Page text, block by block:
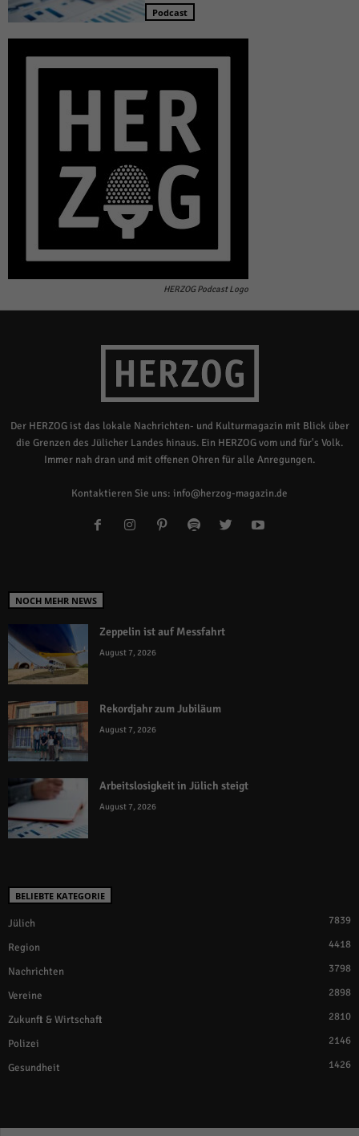
Podcast
HERZOG Podcast Logo
Der HERZOG ist das lokale Nachrichten- und Kulturmagazin mit Blick über
die Grenzen des Jülicher Landes hinaus. Ein HERZOG vom und für's Volk.
Immer nah dran und mit offenen Ohren für alle Anregungen.
Kontaktieren Sie uns: info@herzog-magazin.de
NOCH MEHR NEWS
Zeppelin ist auf Messfahrt
August 7, 2026
Rekordjahr zum Jubiläum
August 7, 2026
Arbeitslosigkeit in Jülich steigt
August 7, 2026
BELIEBTE KATEGORIE
Jülich 7839
Region 4418
Nachrichten 3798
Vereine 2898
Zukunft & Wirtschaft 2810
Polizei 2146
Gesundheit 1426